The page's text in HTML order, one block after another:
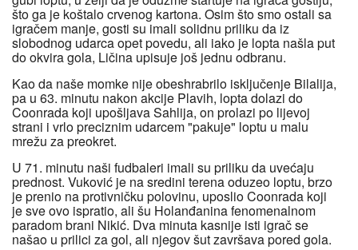
što ga je koštalo crvenog kartona. Osim što smo ostali sa
igračem manje, gosti su imali solidnu priliku da iz
slobodnog udarca opet povedu, ali iako je lopta našla put
do okvira gola, Ličina upisuje još jednu odbranu.
Kao da naše momke nije obeshrabrilo isključenje Bilalija,
pa u 63. minutu nakon akcije Plavih, lopta dolazi do
Coonrada koji upošljava Sahlija, on prolazi po lijevoj
strani i vrlo preciznim udarcem "pakuje" loptu u malu
mrežu za preokret.
U 71. minutu naši fudbaleri imali su priliku da uvećaju
prednost. Vuković je na sredini terena oduzeo loptu, brzo
je prenio na protivničku polovinu, uposlio Coonrada koji
je sve ovo ispratio, ali šu Holanđanina fenomenalnom
paradom brani Nikić. Dva minuta kasnije isti igrač se
našao u prilici za gol, ali njegov šut završava pored gola.